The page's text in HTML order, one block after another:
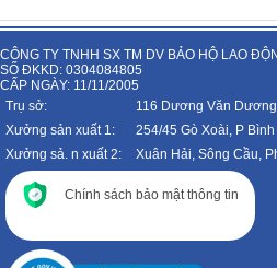
CÔNG TY TNHH SX TM DV BẢO HỘ LAO
SỐ ĐKKD: 0304084805
CẤP NGÀY: 11/11/2005
Trụ sở:
116 Dương Văn
Xưởng sản xuất 1:
254/45 Gò Xoài, P
Xưởng sả. n xuất 2:
Xuân Hải, Sông Cầu,
Chính sách bảo mật thông tin